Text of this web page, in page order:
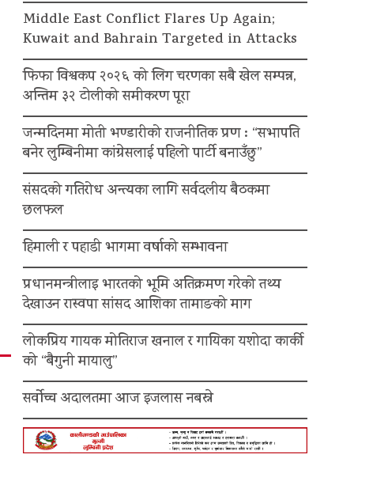
Middle East Conflict Flares Up Again;
Kuwait and Bahrain Targeted in Attacks
फिफा विश्वकप २०२६ को लिग चरणका सबै खेल सम्पन्न,
अन्तिम ३२ टोलीको समीकरण पूरा
जन्मदिनमा मोती भण्डारीको राजनीतिक प्रण : “सभापति
बनेर लुम्बिनीमा कांग्रेसलाई पहिलो पार्टी बनाउँछु”
संसदको गतिरोध अन्त्यका लागि सर्वदलीय बैठकमा
छलफल
हिमाली र पहाडी भागमा वर्षाको सम्भावना
प्रधानमन्त्रीलाइ भारतको भूमि अतिक्रमण गरेको तथ्य
देखाउन रास्वपा सांसद आशिका तामाङको माग
लोकप्रिय गायक मोतिराज खनाल र गायिका यशोदा कार्की
को “बैगुनी मायालु”
सर्वोच्च अदालतमा आज इजलास नबस्ने